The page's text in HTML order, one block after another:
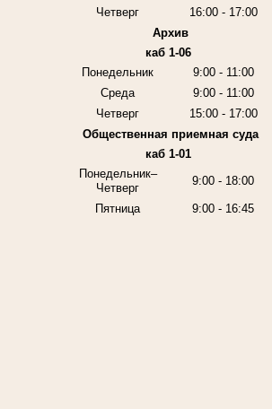
Четверг
16:00 - 17:00
Архив
каб 1-06
Понедельник
9:00 - 11:00
Среда
9:00 - 11:00
Четверг
15:00 - 17:00
Общественная приемная суда
каб 1-01
Понедельник–
Четверг
9:00 - 18:00
Пятница 9:00 - 16:45